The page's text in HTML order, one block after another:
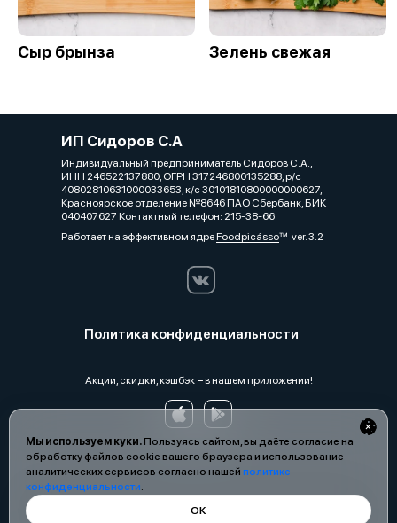
Мы используем куки.Пользуясь сайтом, вы даёте согласие на
обработку файлов cookie вашего браузера и использование
аналитических сервисов согласно нашей политике
конфиденциальности.
ОК
Сыр брынза Зелень свежая
ИП Сидоров С.А
Индивидуальный предприниматель Сидоров С.А.,
ИНН 246522137880, ОГРН 317246800135288, р/с
40802810631000033653, к/с 30101810800000000627,
Красноярское отделение №8646 ПАО Сбербанк, БИК
040407627 Контактный телефон: 215-38-66
Работает на эффективном ядреFoodpicássover. 3.2
Политика конфиденциальности
Акции, скидки, кэшбэк − в нашем приложении!